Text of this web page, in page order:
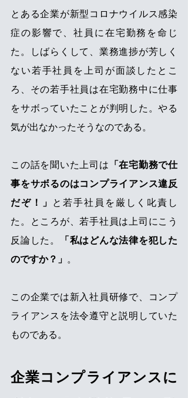
とある企業が新型コロナウイルス感染
症の影響で、社員に在宅勤務を命じ
た。しばらくして、業務進捗が芳しく
ない若手社員を上司が面談したとこ
ろ、その若手社員は在宅勤務中に仕事
をサボっていたことが判明した。やる
気が出なかったそうなのである。
この話を聞いた上司は 「在宅勤務で仕
事をサボるのはコンプライアンス違反
だぞ！」 と若手社員を厳しく叱責し
た。ところが、若手社員は上司にこう
反論した。
「私はどんな法律を犯した
のですか？」 。
この企業では新入社員研修で、コンプ
ライアンスを法令遵守と説明していた
ものである。
企業コンプライアンスに